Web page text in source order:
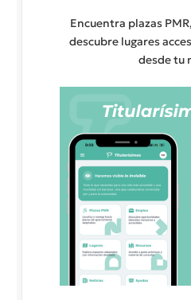
Encuentra plazas
descubre lugares
desde tu